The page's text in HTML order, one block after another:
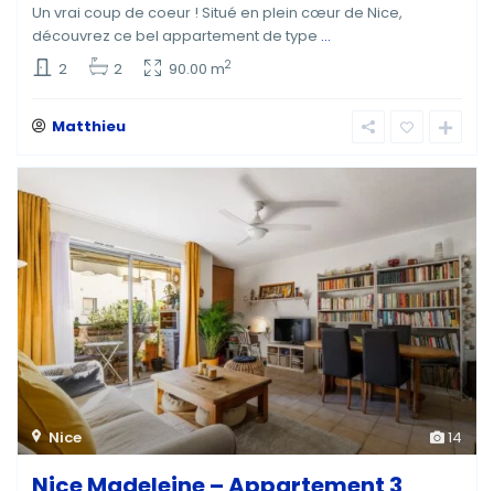
Un vrai coup de coeur ! Situé en plein cœur de Nice,
découvrez ce bel appartement de type ...
2
2 90.00 m2
Matthieu
14
Nice